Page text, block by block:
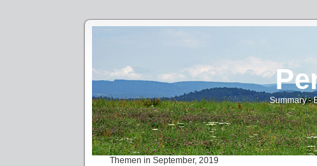
Summary -
Themen in September, 2019